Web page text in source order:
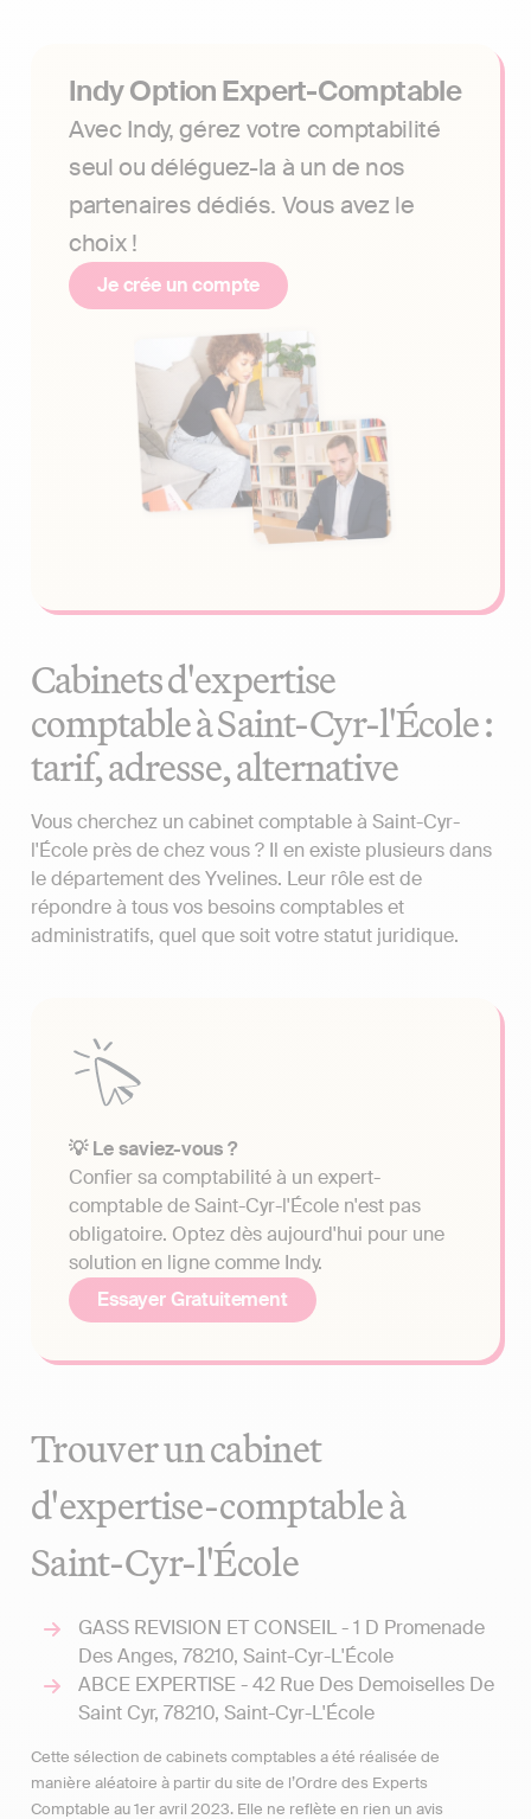
Indy Option Expert-Comptable
Avec Indy, gérez votre comptabilité
seul ou déléguez-la à un de nos
partenaires dédiés. Vous avez le
choix !
Je crée un compte
Cabinets d'expertise
comptable à Saint-Cyr-l'École :
tarif, adresse, alternative
Vous cherchez un cabinet comptable à Saint-Cyr-
l'École près de chez vous ? Il en existe plusieurs dans
le département des Yvelines. Leur rôle est de
répondre à tous vos besoins comptables et
administratifs, quel que soit votre statut juridique.
💡 Le saviez-vous ?
Confier sa comptabilité à un expert-
comptable de Saint-Cyr-l'École n'est pas
obligatoire. Optez dès aujourd'hui pour une
solution en ligne comme Indy.
Essayer Gratuitement
Trouver un cabinet
d'expertise-comptable à
Saint-Cyr-l'École
GASS REVISION ET CONSEIL - 1 D Promenade
Des Anges, 78210, Saint-Cyr-L'École
ABCE EXPERTISE - 42 Rue Des Demoiselles De
Saint Cyr, 78210, Saint-Cyr-L'École
Cette sélection de cabinets comptables a été réalisée de
manière aléatoire à partir du site de l’Ordre des Experts
Comptable au 1er avril 2023. Elle ne reflète en rien un avis